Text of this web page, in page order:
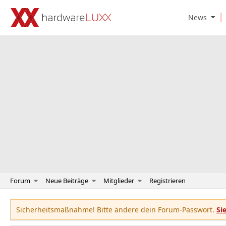
News O
Forum Neue Beiträge Mitglieder Registrieren
Sicherheitsmaßnahme! Bitte ändere dein Forum-Passwort.